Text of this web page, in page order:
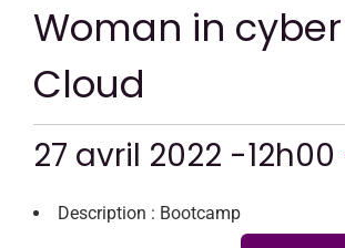
CONTACT
Woman in
Cloud
27 avril 2022 -12h00
Description : Bootcamp